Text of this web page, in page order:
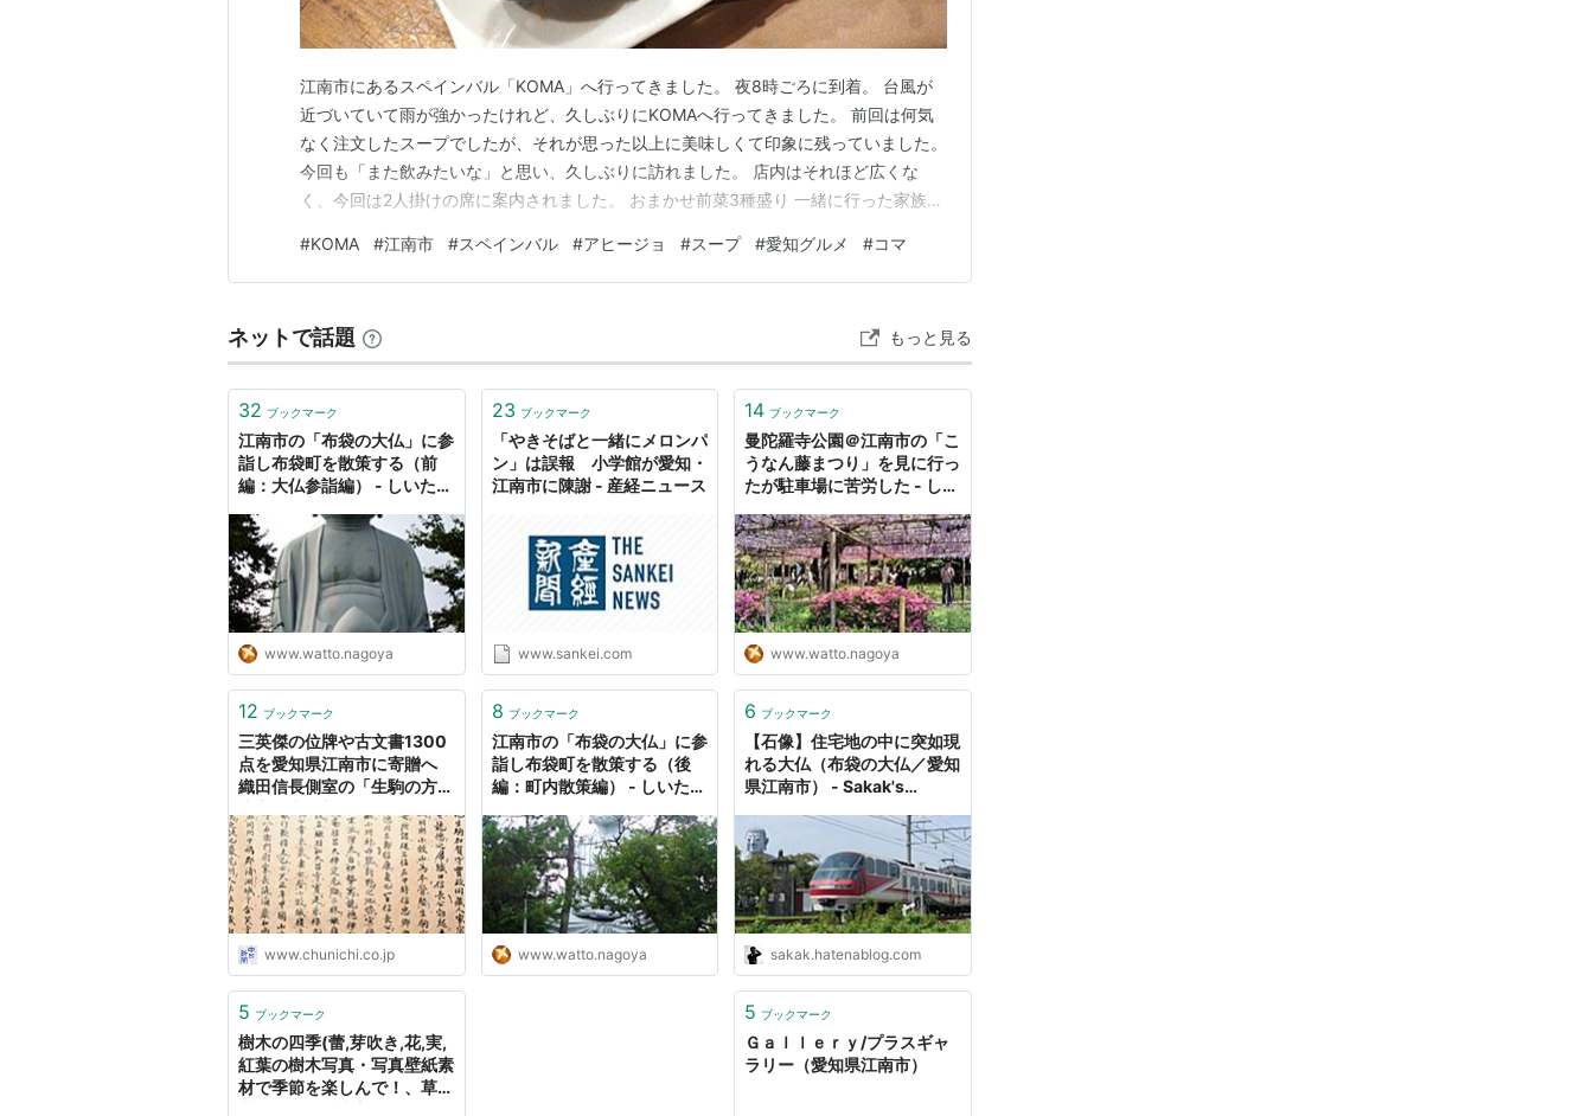
江南市にあるスペインバル「KOMA」へ行ってきました。 夜8時ごろに到着。 台風が
近づいていて雨が強かったけれど、久しぶりにKOMAへ行ってきました。 前回は何気
なく注文したスープでしたが、それが思った以上に美味しくて印象に残っていました。
今回も「また飲みたいな」と思い、久しぶりに訪れました。 店内はそれほど広くな
く、今回は2人掛けの席に案内されました。 おまかせ前菜3種盛り 一緒に行った家族が
手なものを事前に伝えると対応していただけるのはうれしいですね。 出てきたのはこ
ちらの3種です。 しめじのフリッター ポテトサ…
#KOMA #江南市 #スペインバル #アヒージョ #スープ #愛知グルメ #コマ
ネットで話題 もっと見る
32 ブックマーク
江南市の「布袋の大仏」に参
詣し布袋町を散策する（前
編：大仏参詣編） - しいたげ
www.watto.nagoya
23 ブックマーク
「やきそばと一緒にメロンパ
ン」は誤報 小学館が愛知・
江南市に陳謝 - 産経ニュース
www.sankei.com
14 ブックマーク
曼陀羅寺公園＠江南市の「こ
うなん藤まつり」を見に行っ
たが駐車場に苦労した - しい
www.watto.nagoya
12 ブックマーク
三英傑の位牌や古文書1300
点を愛知県江南市に寄贈へ
織田信長側室の「生駒の方」
www.chunichi.co.jp
8 ブックマーク
江南市の「布袋の大仏」に参
詣し布袋町を散策する（後
編：町内散策編） - しいたげ
www.watto.nagoya
6 ブックマーク
【石像】住宅地の中に突如現
れる大仏（布袋の大仏／愛知
県江南市） - Sakak's
sakak.hatenablog.com
5 ブックマーク
樹木の四季(蕾,芽吹き,花,実,
紅葉の樹木写真・写真壁紙素
材で季節を楽しんで！、草
5 ブックマーク
Ｇａｌｌｅｒｙ/プラスギャ
ラリー（愛知県江南市）